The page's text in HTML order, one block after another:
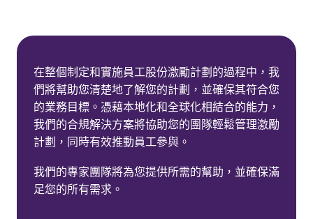
在整個制定和實施員工股份激勵計劃的過程中，我
們將幫助您清楚地了解您的計劃，並確保其符合您
的業務目標。憑藉本地化和全球化相結合的能力，
我們的合規解決方案將協助您的團隊輕鬆管理激勵
計劃，同時有效推動員工參與。
我們的專家團隊將為您提供所需的幫助，並確保滿
足您的所有需求。